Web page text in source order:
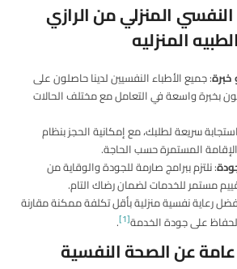
المنزلي من الرازي
المنزليه
: جميع الأطباء النفسيين لدينا حاصلون على
بخبرة واسعة في التعامل مع مختلف الحالات
سريعة لطلبك، مع إمكانية الحجز بنظام
المستمرة حسب الحاجة.
: نلتزم ببرامج صارمة للجودة والوقاية من
مستمر للخدمات لضمان رضاك التام.
رعاية نفسية منزلية بأقل تكلفة ممكنة مقارنة
الحفاظ على جودة الخدمة[1]
.
عن الصحة النفسية